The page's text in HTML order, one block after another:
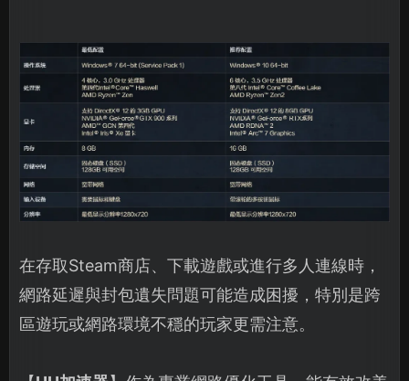
在存取Steam商店、下載遊戲或進行多人連線時，
網路延遲與封包遺失問題可能造成困擾，特別是跨
區遊玩或網路環境不穩的玩家更需注意。